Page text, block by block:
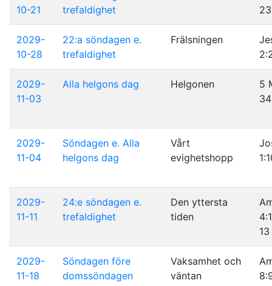
10-21
trefaldighet
2029-
10-28
22:a söndagen e.
trefaldighet
Frälsningen
2029-
11-03
Alla helgons dag Helgonen
5
2029-
11-04
Söndagen e. Alla
helgons dag
Vårt
evighetshopp
2029-
11-11
24:e söndagen e.
trefaldighet
Den yttersta
tiden
13
2029-
11-18
Söndagen före
domssöndagen
Vaksamhet och
väntan